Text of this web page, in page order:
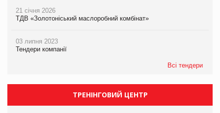
21 січня 2026
ТДВ «Золотоніський маслоробний комбінат»
03 липня 2023
Тендери компанії
Всі тендери
ТРЕНІНГОВИЙ ЦЕНТР